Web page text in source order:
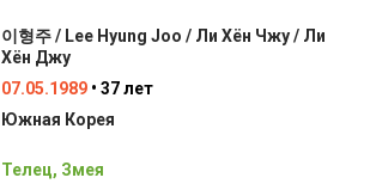
이형주 / Lee Hyung Joo / Ли Хён Чжу / Ли
Хён Джу
07.05.1989 • 37 лет
Южная Корея
Телец, Змея